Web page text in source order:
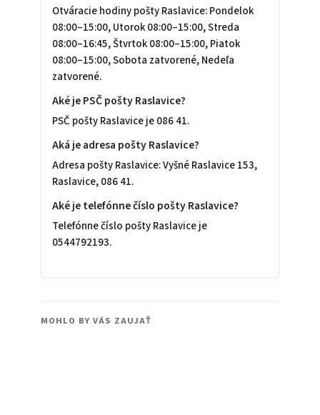
Otváracie hodiny pošty Raslavice: Pondelok
08:00–15:00, Utorok 08:00–15:00, Streda
08:00–16:45, Štvrtok 08:00–15:00, Piatok
08:00–15:00, Sobota zatvorené, Nedeľa
zatvorené.
Aké je PSČ pošty Raslavice?
PSČ pošty Raslavice je 086 41.
Aká je adresa pošty Raslavice?
Adresa pošty Raslavice: Vyšné Raslavice 153,
Raslavice, 086 41.
Aké je telefónne číslo pošty Raslavice?
Telefónne číslo pošty Raslavice je
0544792193.
MOHLO BY VÁS ZAUJAŤ